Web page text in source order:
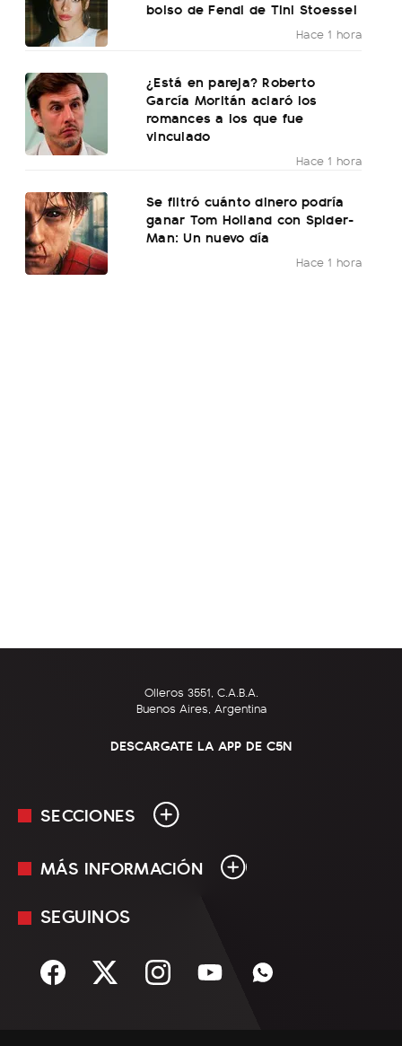
bolso de Fendi de Tini Stoessel
Hace 1 hora
¿Está en pareja? Roberto
García Moritán aclaró los
romances a los que fue
vinculado
Hace 1 hora
Se filtró cuánto dinero podría
ganar Tom Holland con Spider-
Man: Un nuevo día
Hace 1 hora
Olleros 3551, C.A.B.A.
Buenos Aires, Argentina
DESCARGATE LA APP DE C5N
SECCIONES
En Vivo
Sociedad
MÁS INFORMACIÓN
Mediakit
Términos y condiciones
SEGUINOS